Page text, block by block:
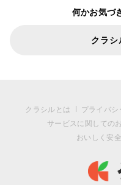
何かお気づ
クラシ
クラシルとは プライバ
サービスに関しての
おいしく安